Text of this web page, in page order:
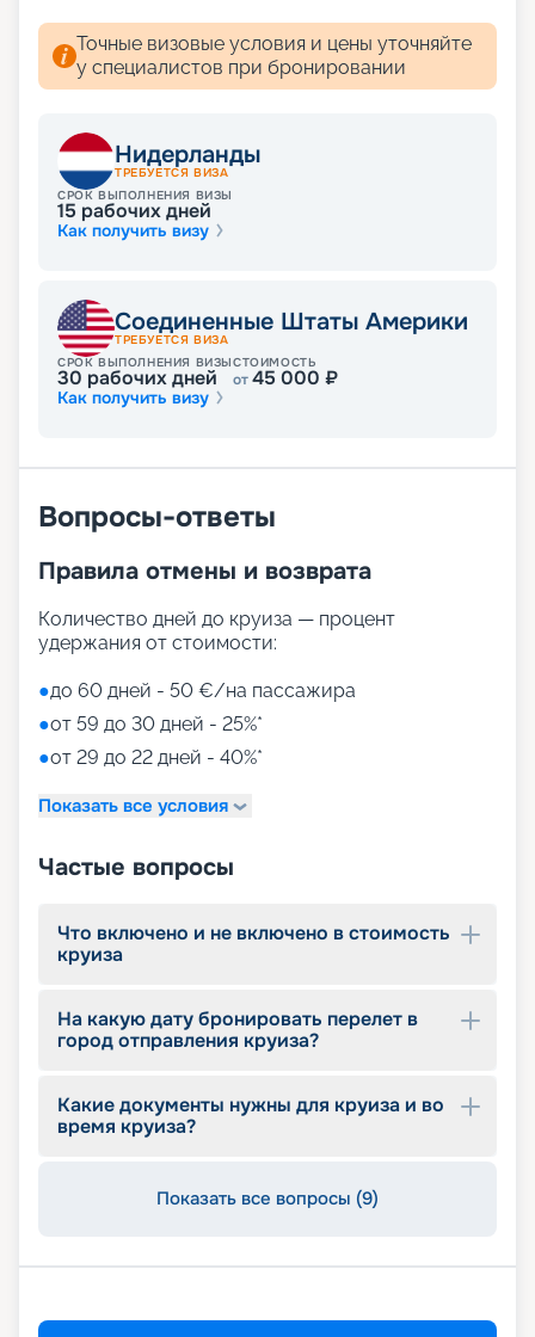
Точные визовые условия и цены уточняйте
у специалистов при бронировании
Нидерланды
ТРЕБУЕТСЯ ВИЗА
СРОК ВЫПОЛНЕНИЯ ВИЗЫ
15 рабочих дней
Как получить визу
Соединенные Штаты Америки
ТРЕБУЕТСЯ ВИЗА
СРОК ВЫПОЛНЕНИЯ ВИЗЫ
30 рабочих дней
СТОИМОСТЬ
от45 000 ₽
Как получить визу
Вопросы-ответы
Правила отмены и возврата
Количество дней до круиза — процент
удержания от стоимости:
●до 60 дней - 50 €/на пассажира
●от 59 до 30 дней - 25%*
●от 29 до 22 дней - 40%*
Показать все условия
Частые вопросы
Что включено и не включено в стоимость
круиза
На какую дату бронировать перелет в
город отправления круиза?
Какие документы нужны для круиза и во
время круиза?
Показать все вопросы (9)